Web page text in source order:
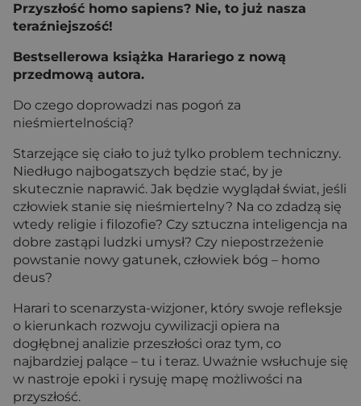
Przyszłość homo sapiens? Nie, to już nasza
teraźniejszość!
Bestsellerowa książka Harariego z nową
przedmową autora.
Do czego doprowadzi nas pogoń za
nieśmiertelnością?
Starzejące się ciało to już tylko problem techniczny.
Niedługo najbogatszych będzie stać, by je
skutecznie naprawić. Jak będzie wyglądał świat, jeśli
człowiek stanie się nieśmiertelny? Na co zdadzą się
wtedy religie i filozofie? Czy sztuczna inteligencja na
dobre zastąpi ludzki umysł? Czy niepostrzeżenie
powstanie nowy gatunek, człowiek bóg – homo
deus?
Harari to scenarzysta-wizjoner, który swoje refleksje
o kierunkach rozwoju cywilizacji opiera na
dogłębnej analizie przeszłości oraz tym, co
najbardziej palące – tu i teraz. Uważnie wsłuchuje się
w nastroje epoki i rysuję mapę możliwości na
przyszłość.